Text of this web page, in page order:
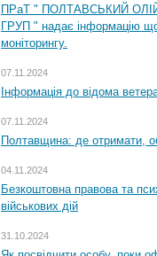
ПРаТ " ПОЛТАВСЬКИЙ
ГРУП " надає інформацію
моніторингу.
07.11.2024
Інформація до відома
07.11.2024
Полтавщина: де отримати,
04.11.2024
Безкоштовна правова та
військових дій
31.10.2024